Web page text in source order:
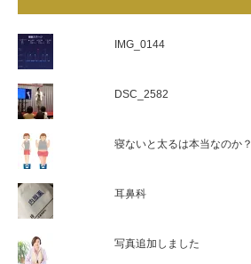
IMG_0144
DSC_2582
寝ないと太るは本当なのか？
耳鼻科
写真追加しました